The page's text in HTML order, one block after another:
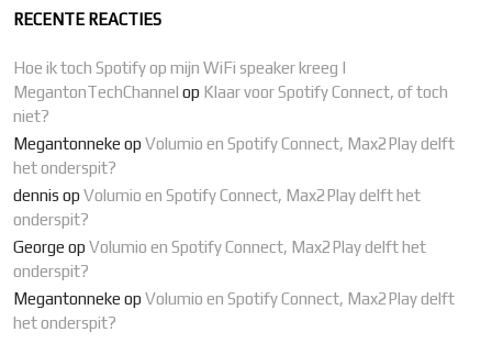
RECENTE REACTIES
Hoe ik toch Spotify op mijn WiFi speaker kreeg |
MegantonTechChannel op Klaar voor Spotify Connect, of toch
niet?
Megantonneke op Volumio en Spotify Connect, Max2Play delft
het onderspit?
dennis op Volumio en Spotify Connect, Max2Play delft het
onderspit?
George op Volumio en Spotify Connect, Max2Play delft het
onderspit?
Megantonneke op Volumio en Spotify Connect, Max2Play delft
het onderspit?